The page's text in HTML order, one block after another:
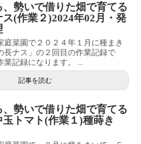
勢いで借りた畑で育てる
(作業２)2024年02月・発
庭菜園で２０２４年１月に種まき
長ナス」の２回目の作業記録で
記録になります。 ...
記事を読む
勢いで借りた畑で育てる
トマト(作業１)種蒔き